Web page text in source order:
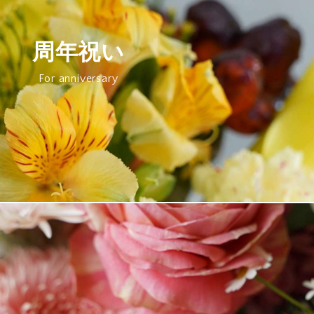
周年祝い
For anniversary